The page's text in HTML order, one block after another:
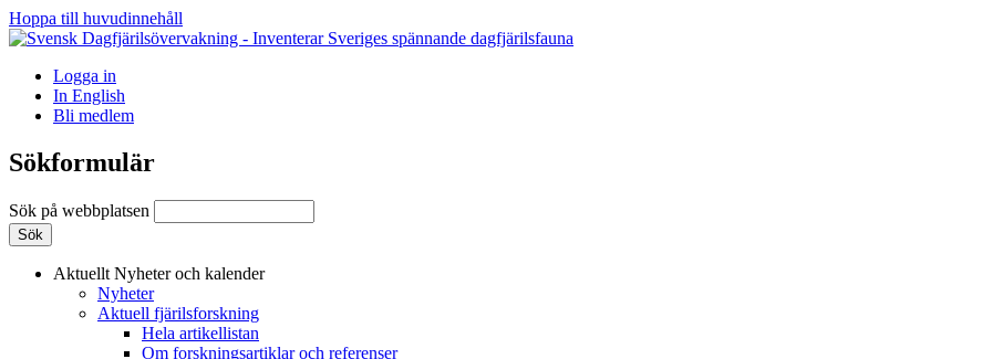
Hoppa till huvudinnehåll
Logga in
In English
Bli medlem
Sökformulär
Sök på webbplatsen
Aktuellt Nyheter och kalender
Nyheter
Aktuell fjärilsforskning
Hela artikellistan
Om forskningsartiklar och referenser